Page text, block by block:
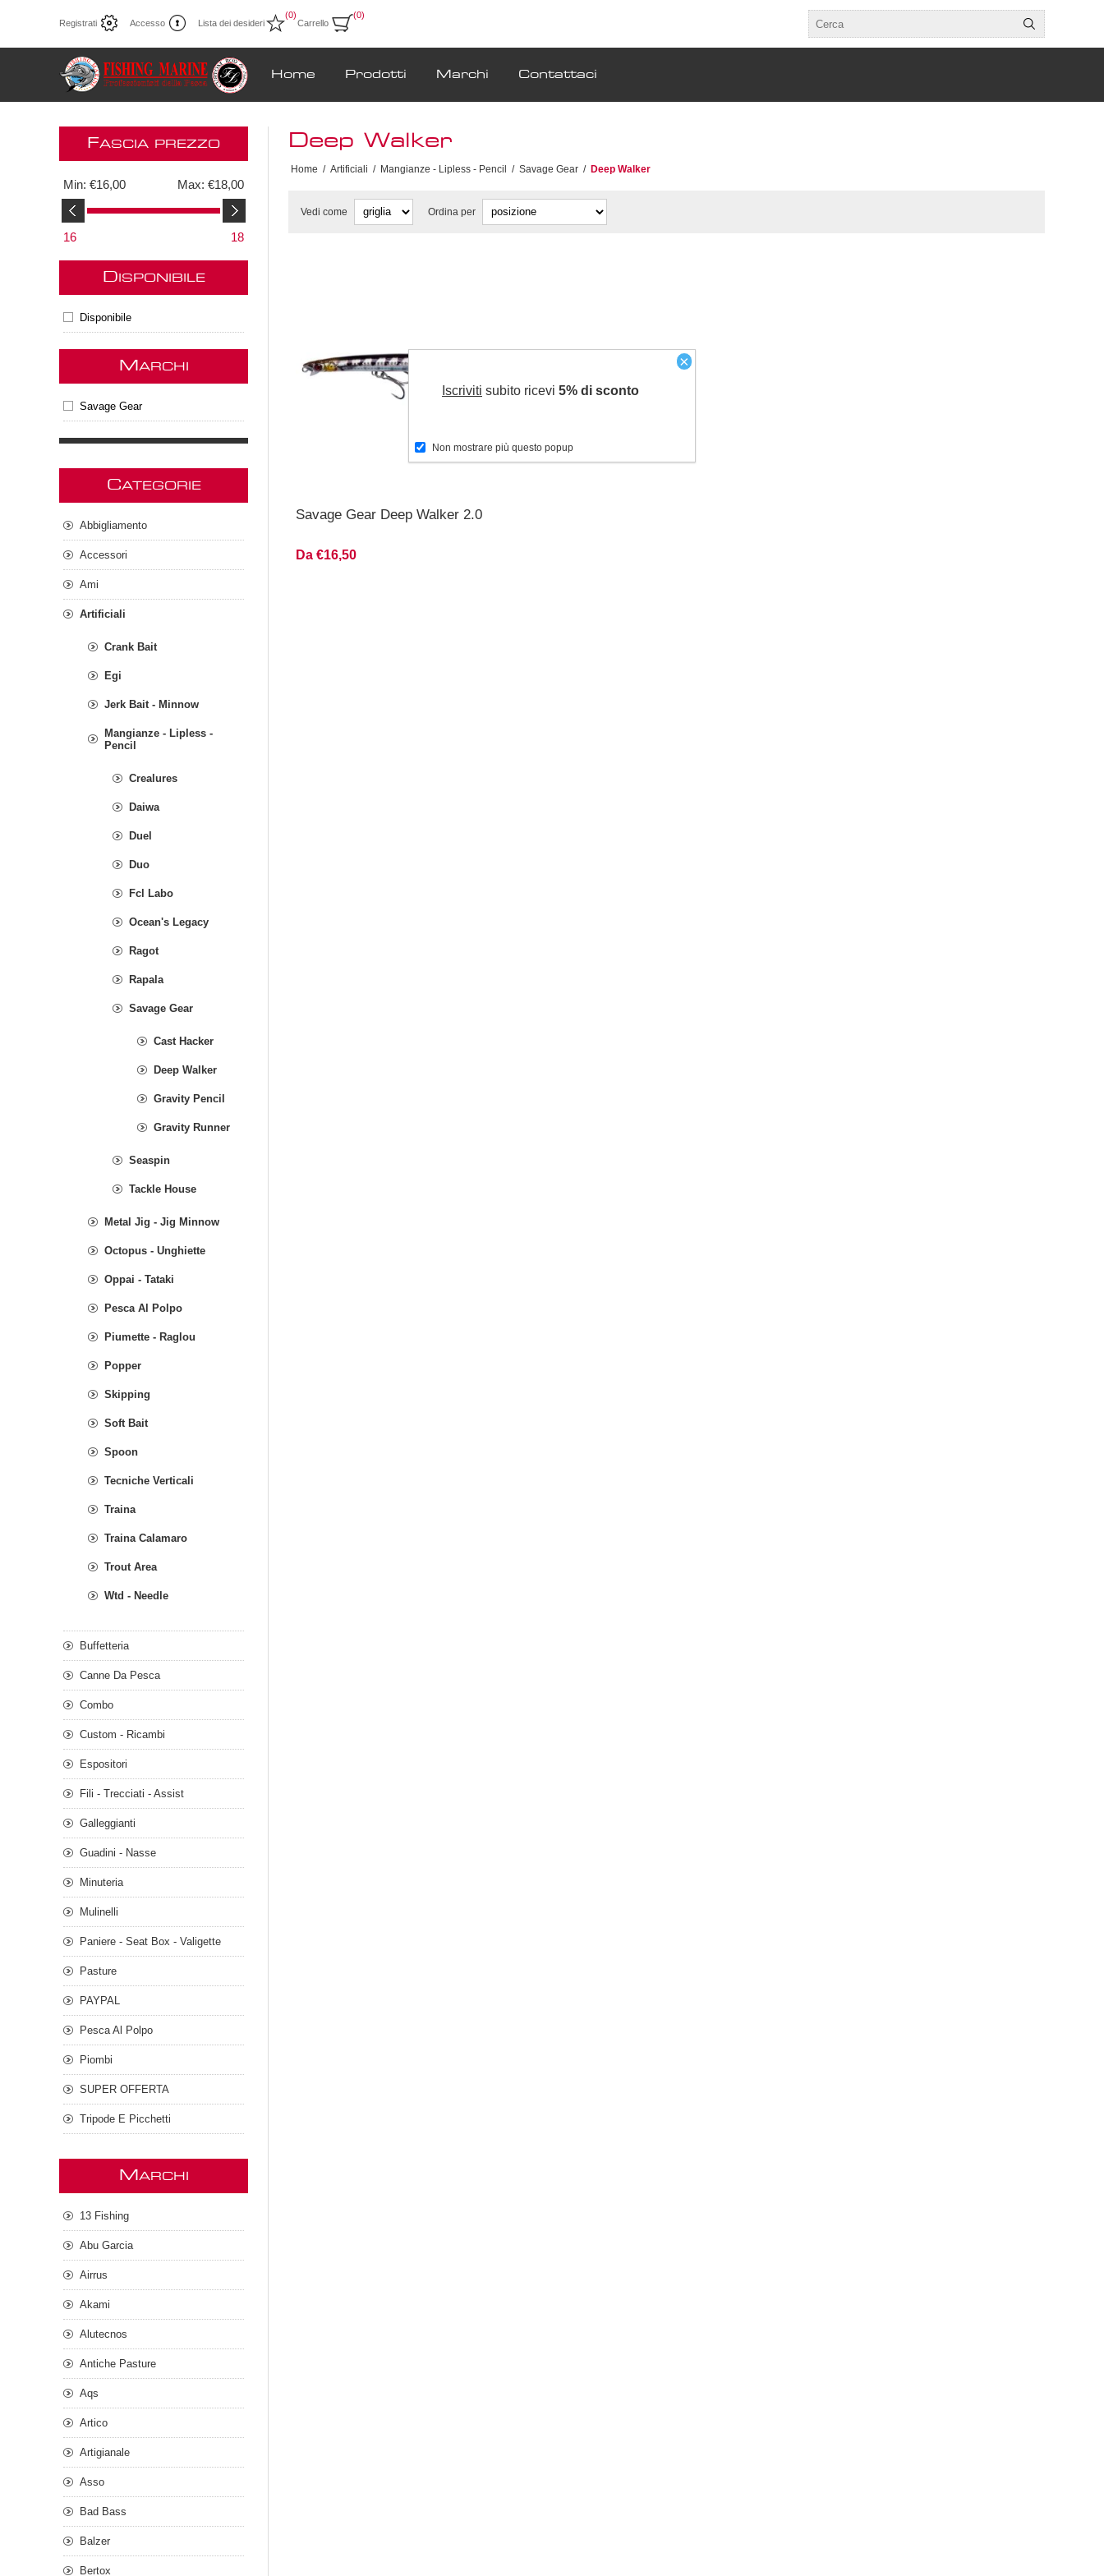
Registrati Accesso Lista dei desideri
(0)
Carrello
(0)
Home Prodotti Marchi Contattaci
Deep Walker
Home / Artificiali / Mangianze - Lipless - Pencil / Savage Gear / Deep Walker
Vedi come Ordina per
Savage Gear Deep Walker 2.0
Da €16,50
FASCIA PREZZO
Min: €16,00 Max: €18,00
16 18
D ISPONIBILE
Disponibile
M ARCHI
Savage Gear
CATEGORIE
Abbigliamento
Accessori
Ami
Artificiali
Crank Bait
Egi
Jerk Bait - Minnow
Mangianze - Lipless -
Pencil
Crealures
Daiwa
Duel
Duo
Fcl Labo
Ocean's Legacy
Ragot
Rapala
Savage Gear
Cast Hacker
Deep Walker
Gravity Pencil
Gravity Runner
Seaspin
Tackle House
Metal Jig - Jig Minnow
Octopus - Unghiette
Oppai - Tataki
Pesca Al Polpo
Piumette - Raglou
Popper
Skipping
Soft Bait
Spoon
Tecniche Verticali
Traina
Traina Calamaro
Trout Area
Wtd - Needle
Buffetteria
Canne Da Pesca
Combo
Custom - Ricambi
Espositori
Fili - Trecciati - Assist
Galleggianti
Guadini - Nasse
Minuteria
Mulinelli
Paniere - Seat Box - Valigette
Pasture
PAYPAL
Pesca Al Polpo
Piombi
SUPER OFFERTA
Tripode E Picchetti
M ARCHI
13 Fishing
Abu Garcia
Airrus
Akami
Alutecnos
Antiche Pasture
Aqs
Artico
Artigianale
Asso
Bad Bass
Balzer
Bertox
×
Iscriviti subito ricevi 5% di sconto
Non mostrare più questo popup